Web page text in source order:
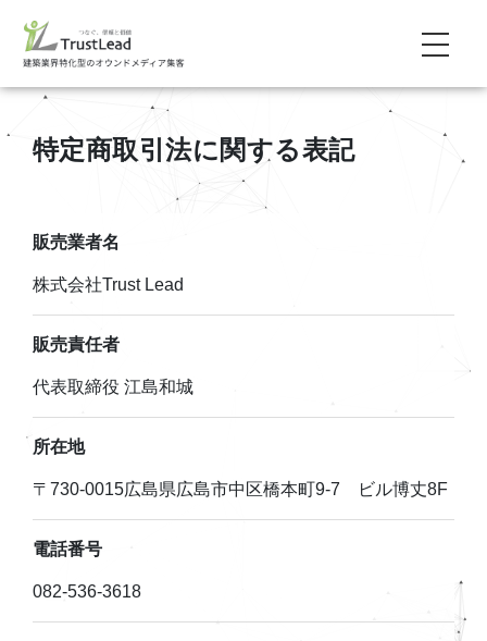
特定商取引法に関する表記
販売業者名
株式会社Trust Lead
販売責任者
代表取締役 江島和城
所在地
〒730-0015広島県広島市中区橋本町9-7 ビル博丈8F
電話番号
082-536-3618